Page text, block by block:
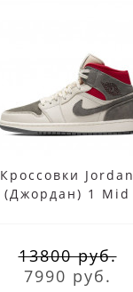
Кроссовки Jordan
(Джордан) 1 Mid
13800 руб.
7990 руб.